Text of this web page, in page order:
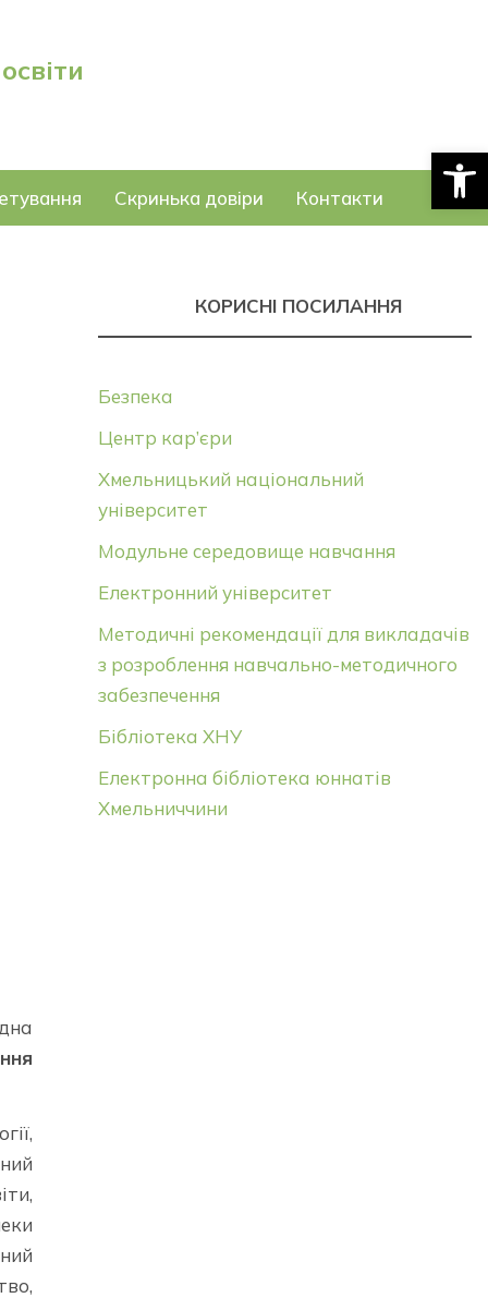
Скринька довіри Контакти
КОРИСНІ ПОСИЛАННЯ
Безпека
Центр кар’єри
Хмельницький національний
університет
Модульне середовище навчання
Електронний університет
Методичні рекомендації для викладачів
з розроблення навчально-методичного
забезпечення
Бібліотека ХНУ
Електронна бібліотека юннатів
Хмельниччини